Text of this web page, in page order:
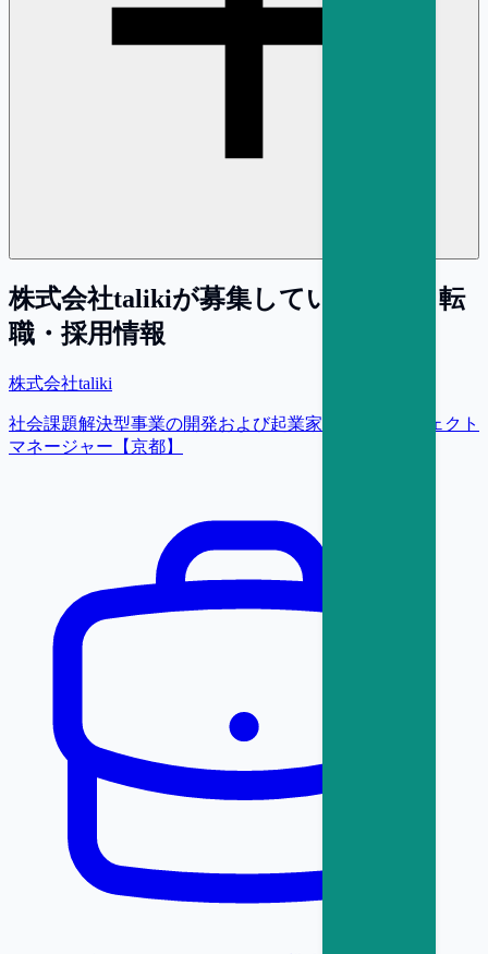
株式会社talikiが募集している求人・転
職・採用情報
株式会社taliki
社会課題解決型事業の開発および起業家支援／プロジェクト
マネージャー【京都】